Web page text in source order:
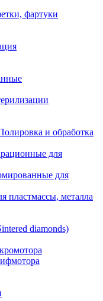
фартуки
и обработка
для
для
пластмассы, металла
diamonds)